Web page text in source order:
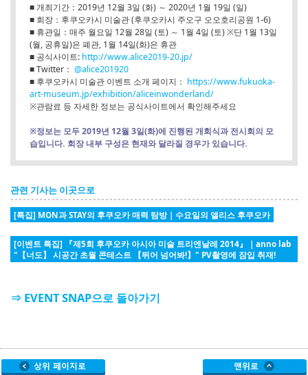
■ 개최기간：2019년 12월 3일 (화) ～ 2020년 1월 19일 (일)
■ 회장：후쿠오카시 미술관 (후쿠오카시 주오구 오오호리공원 1-6)
■ 휴관일：매주 월요일 12월 28일 (토) ～ 1월 4일 (토) ※단 1월 13일
(월, 공휴일)은 폐관, 1월 14일(화)은 휴관
■ 공식사이트: http://www.alice2019-20.jp/
■ Twitter： @alice201920
■ 후쿠오카시 미술관 이벤트 소개 페이지： https://www.fukuoka-
art-museum.jp/exhibition/aliceinwonderland/
※관람료 등 자세한 정보는 공식사이트에서 확인해주세요
※정보는 모두 2019년 12월 3일(화)에 진행된 개회식과 전시회의 모
습입니다. 회장 내부 구성은 현재와 달라질 경우가 있습니다.
관련 기사는 이곳으로
[특집] MON과 STAY의 후쿠오카 매력 탐방｜수요일의 앨리스 후쿠오카
[이벤트 특집] 『제5회 후쿠오카 아시아 미술 트리엔날레 2014』｜anno lab
"【너도】 시공간 초월 콘테스트 【뛰어 넘어봐!】" PV촬영에 잠입 취재!
⇒ EVENT SNAP으로 돌아가기